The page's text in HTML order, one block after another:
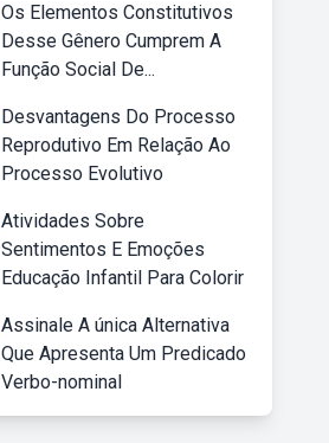
Os Elementos Constitutivos
Desse Gênero Cumprem A
Função Social De...
Desvantagens Do Processo
Reprodutivo Em Relação Ao
Processo Evolutivo
Atividades Sobre
Sentimentos E Emoções
Educação Infantil Para Colorir
Assinale A única Alternativa
Que Apresenta Um Predicado
Verbo-nominal